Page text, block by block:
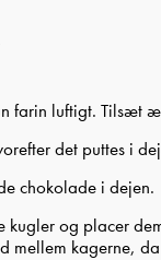
farin luftigt. Tilsæt
det puttes i
chokolade i dejen.
kugler og placer
mellem kagerne,